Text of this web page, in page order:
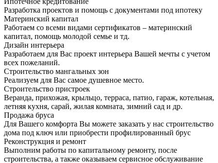
Разработка проектов и помощь с документами под ипотеку
Материнский капитал
Работаем со всеми видами сертификатов – материнский
капитал, помощь молодой семье и тд.
Дизайн интерьера
Разработаем для Вас проект интерьера Вашей мечты с учетом
всех пожеланий.
Строительство мангальных зон
Реализуем для Вас самое душевное место.
Строительство пристроек
Веранда, прихожая, крыльцо, терраса, патио, гараж, котельная,
летняя кухня, сарай, жилая комната, зимний сад и др.
Продажа бруса
Для Вашего комфорта Вы можете заказать у нас строительство
дома под ключ или приобрести профилированный брус
Реконструкция и ремонт
Выполним работы по капитальному ремонту, после
строительства, а также оказываем сервисное обслуживание